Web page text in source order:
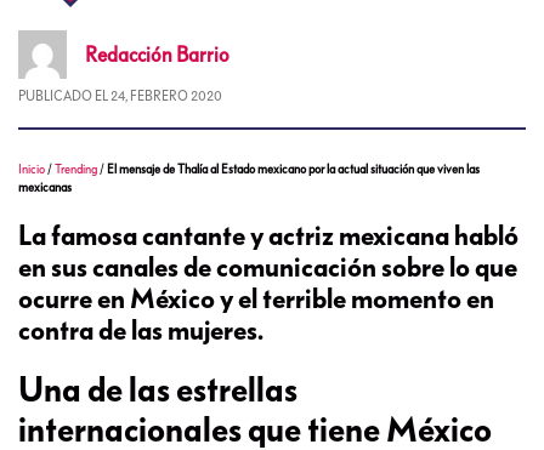
Redacción Barrio
PUBLICADO EL 24, FEBRERO 2020
Inicio /Trending / El mensaje de Thalía al Estado mexicano por la actual situación que viven las
mexicanas
La famosa cantante y actriz mexicana habló
en sus canales de comunicación sobre lo que
ocurre en México y el terrible momento en
contra de las mujeres.
Una de las estrellas
internacionales que tiene México